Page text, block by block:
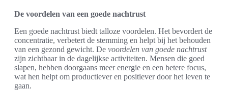
De voordelen van een goede nachtrust
Een goede nachtrust biedt talloze voordelen. Het bevordert de
concentratie, verbetert de stemming en helpt bij het behouden
van een gezond gewicht. De voordelen van goede nachtrust
zijn zichtbaar in de dagelijkse activiteiten. Mensen die goed
slapen, hebben doorgaans meer energie en een betere focus,
wat hen helpt om productiever en positiever door het leven te
gaan.